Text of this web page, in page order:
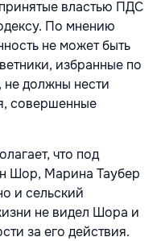
властью ПДС
По мнению
не может быть
избранные по
должны нести
совершенные
что под
Шор, Марина Таубер
и сельский
не видел Шора и
за его действия.